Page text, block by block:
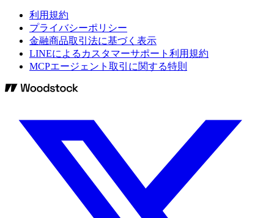
利用規約
プライバシーポリシー
金融商品取引法に基づく表示
LINEによるカスタマーサポート利用規約
MCPエージェント取引に関する特則